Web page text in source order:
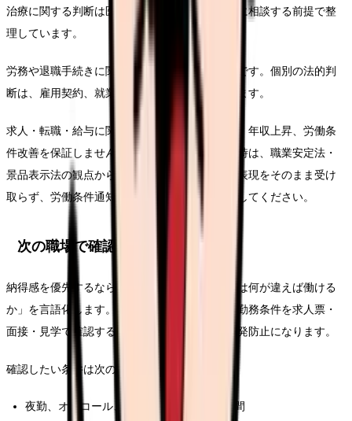
治療に関する判断は医師・薬剤師などの専門職に相談する前提で整
理しています。
労務や退職手続きに関わる部分は一般的な整理です。個別の法的判
断は、雇用契約、就業規則、事実関係で変わります。
求人・転職・給与に関する内容は、内定、採用、年収上昇、労働条
件改善を保証しません。求人票や紹介文を見る時は、職業安定法・
景品表示法の観点から、断定的に有利に見える表現をそのまま受け
取らず、労働条件通知書や面接で具体的に確認してください。
次の職場で確認する条件
納得感を優先するなら、求人票を見る前に「次は何が違えば働ける
か」を言語化します。同じ悩みを繰り返さない勤務条件を求人票・
面接・見学で確認することが、このテーマの再発防止になります。
確認したい条件は次の通りです。
夜勤、オンコール、残業、前残業、記録時間